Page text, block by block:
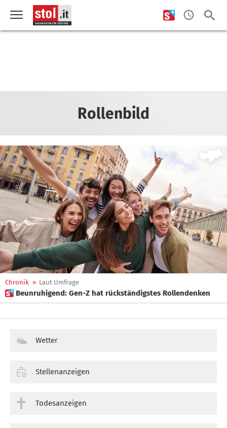
Rollenbild
Chronik » Laut Umfrage
 Beunruhigend: Gen-Z hat rückständigstes Rollendenken
Wetter
Stellenanzeigen
Todesanzeigen